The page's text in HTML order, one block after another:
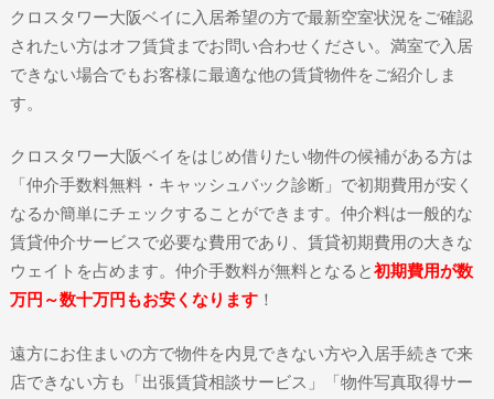
クロスタワー大阪ベイに入居希望の方で最新空室状況をご確認
されたい方はオフ賃貸までお問い合わせください。満室で入居
できない場合でもお客様に最適な他の賃貸物件をご紹介しま
す。
クロスタワー大阪ベイをはじめ借りたい物件の候補がある方は
「仲介手数料無料・キャッシュバック診断」で初期費用が安く
なるか簡単にチェックすることができます。仲介料は一般的な
賃貸仲介サービスで必要な費用であり、賃貸初期費用の大きな
ウェイトを占めます。仲介手数料が無料となると初期費用が数
万円～数十万円もお安くなります！
遠方にお住まいの方で物件を内見できない方や入居手続きで来
店できない方も「出張賃貸相談サービス」「物件写真取得サー